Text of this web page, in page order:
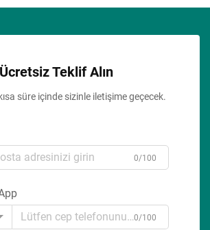
Ücretsiz Teklif Alın
süre içinde sizinle iletişime geçecek.
0/100
0/100